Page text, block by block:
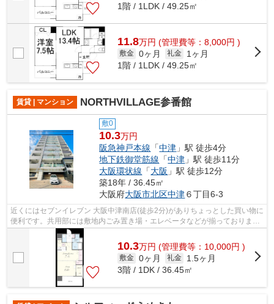
1階 / 1LDK / 49.25㎡
11.8万円 (管理費等：8,000円 )
敷金 0ヶ月 礼金
1ヶ月
1階 / 1LDK / 49.25㎡
賃貸 | マンション NORTHVILLAGE参番館
敷0
10.3万円
阪急神戸本線 「中津 」駅 徒歩4分
地下鉄御堂筋線 「中津 」駅 徒歩11分
大阪環状線 「大阪 」駅 徒歩12分
築18年 / 36.45㎡
大阪府大阪市北区中津６丁目6-3
近くにはセブンイレブン 大阪中津南店(徒歩2分)がありちょっとした買い物に
便利です。共用部には敷地内ごみ置き場・エレベータなどが揃っておりま
す。きれいな外観を簡単に保つことが...
10.3万円 (管理費等：10,000円 )
敷金 0ヶ月 礼金
1.5ヶ月
3階 / 1DK / 36.45㎡